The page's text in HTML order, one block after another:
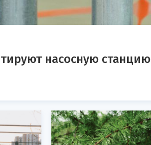
насосную станцию